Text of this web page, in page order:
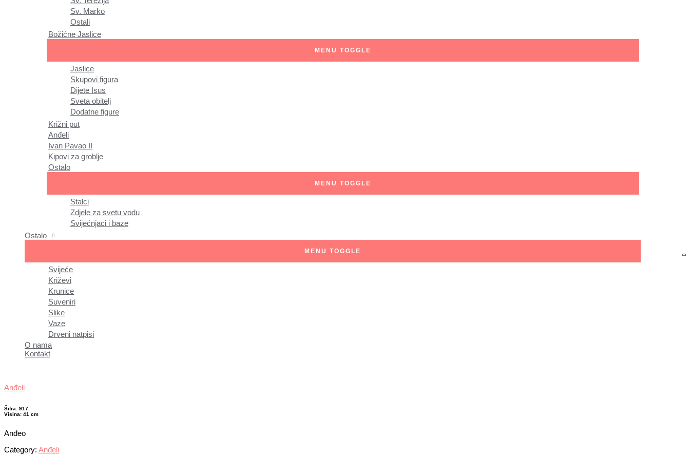
Sv. Marko
Ostali
Božićne Jaslice
MENU TOGGLE
Jaslice
Skupovi figura
Dijete Isus
Sveta obitelj
Dodatne figure
Križni put
Anđeli
Ivan Pavao II
Kipovi za groblje
Ostalo
MENU TOGGLE
Stalci
Zdjele za svetu vodu
Svijećnjaci i baze
Ostalo
MENU TOGGLE
Svijeće
Križevi
Krunice
Suveniri
Slike
Vaze
Drveni natpisi
O nama
Kontakt
Anđeli
Šifra: 917
Visina: 41 cm
Anđeo
Category: Anđeli